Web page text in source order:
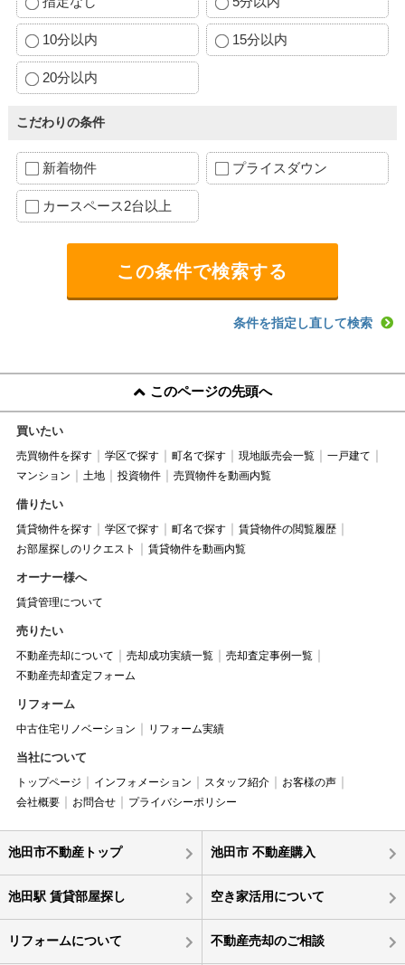
10分以内 15分以内
20分以内
こだわりの条件
新着物件 プライスダウン
カースペース2台以上
条件を指定し直して検索
このページの先頭へ
買いたい
売買物件を探す 学区で探す 町名で探す 現地販売会一覧
一戸建て
マンション
土地 投資物件 売買物件を動画内覧
借りたい
賃貸物件を探す 学区で探す 町名で探す
賃貸物件の閲覧履歴
お部屋探しのリクエスト
賃貸物件を動画内覧
オーナー様へ
賃貸管理について
売りたい
不動産売却について 売却成功実績一覧
売却査定事例一覧
不動産売却査定フォーム
リフォーム
中古住宅リノベーション リフォーム実績
当社について
トップページ インフォメーション スタッフ紹介
お客様の声
会社概要
お問合せ プライバシーポリシー
池田市不動産トップ 池田市 不動産購入
池田駅 賃貸部屋探し 空き家活用について
リフォームについて 不動産売却のご相談